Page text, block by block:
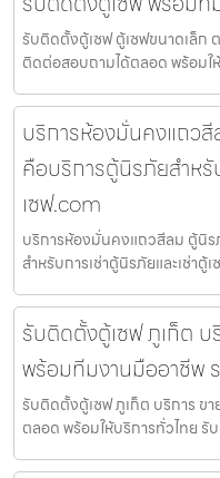
รับติดตั้งตู้เซฟ ตู้เซฟขนาดเล็ก
ติดต่อสอบถามได้ตลอด พร้อมใ
บริการห้องมั่นคงแถวสี
คือบริการตู้นิรภัยสำหรั
เซฟ.com
บริการห้องมั่นคงแถวสีลม ตู้นิร
สำหรับการเช่าตู้นิรภัยและเช่าตู้
รับติดตั้งตู้เซฟ ภูเก็ต
พร้อมทีมงานมืออาชีพ
รับติดตั้งตู้เซฟ ภูเก็ต บริการ ข
ตลอด พร้อมให้บริการทั่วไทย รั